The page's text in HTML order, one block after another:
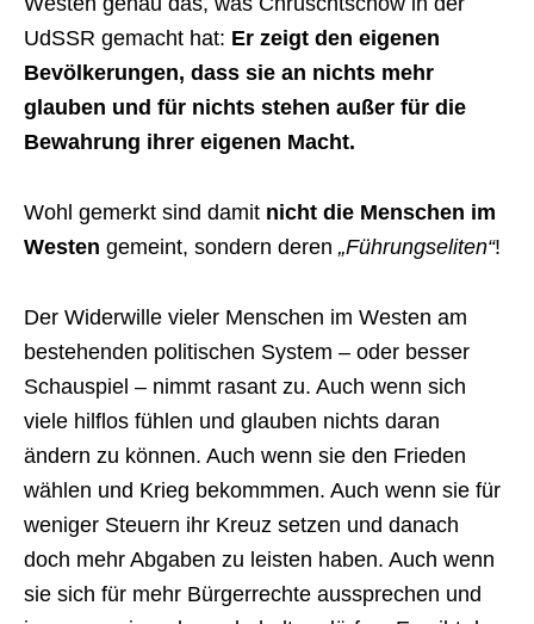
UdSSR gemacht hat: Er zeigt den eigenen
Bevölkerungen, dass sie an nichts mehr
glauben und für nichts stehen außer für die
Bewahrung ihrer eigenen Macht.
Wohl gemerkt sind damit nicht die Menschen im
Westen gemeint, sondern deren „Führungseliten“!
Der Widerwille vieler Menschen im Westen am
bestehenden politischen System – oder besser
Schauspiel – nimmt rasant zu. Auch wenn sich
viele hilflos fühlen und glauben nichts daran
ändern zu können. Auch wenn sie den Frieden
wählen und Krieg bekommmen. Auch wenn sie für
weniger Steuern ihr Kreuz setzen und danach
doch mehr Abgaben zu leisten haben. Auch wenn
sie sich für mehr Bürgerrechte aussprechen und